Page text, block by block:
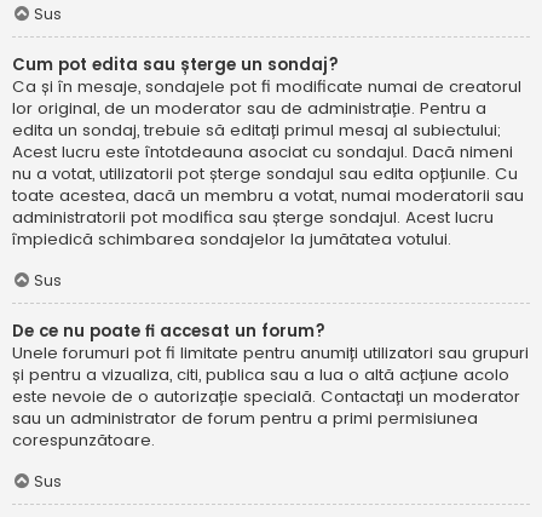
Sus
Cum pot edita sau șterge un sondaj?
Ca și în mesaje, sondajele pot fi modificate numai de creatorul
lor original, de un moderator sau de administrație. Pentru a
edita un sondaj, trebuie să editați primul mesaj al subiectului;
Acest lucru este întotdeauna asociat cu sondajul. Dacă nimeni
nu a votat, utilizatorii pot șterge sondajul sau edita opțiunile. Cu
toate acestea, dacă un membru a votat, numai moderatorii sau
administratorii pot modifica sau șterge sondajul. Acest lucru
împiedică schimbarea sondajelor la jumătatea votului.
Sus
De ce nu poate fi accesat un forum?
Unele forumuri pot fi limitate pentru anumiți utilizatori sau grupuri
și pentru a vizualiza, citi, publica sau a lua o altă acțiune acolo
este nevoie de o autorizație specială. Contactați un moderator
sau un administrator de forum pentru a primi permisiunea
corespunzătoare.
Sus